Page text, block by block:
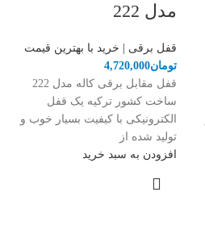
مدل 222
قفل برقی | خرید با بهترین قیمت
تومان4,720,000
قفل مقابل برقی کاله مدل 222
ساخت کشور ترکیه یک قفل
الکترونیکی با کیفیت بسیار خوب و
تولید شده از
افزودن به سبد خرید